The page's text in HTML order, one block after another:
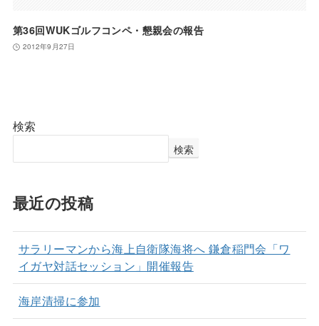
第36回WUKゴルフコンペ・懇親会の報告
2012年9月27日
検索
検索
最近の投稿
サラリーマンから海上自衛隊海将へ 鎌倉稲門会「ワ
イガヤ対話セッション」開催報告
海岸清掃に参加